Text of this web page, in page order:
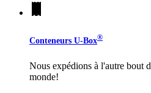
Conteneurs U-Box®
Nous expédions à l'autre bout
monde!